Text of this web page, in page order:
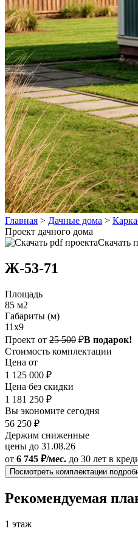
Главная > Дачные дома >
Проект дачного дома
Скачать
Ж-53-71
Площадь
85 м2
Габариты (м)
11x9
Проект от 25 500 ₽В подарок!
Стоимость комплектации
Цена от
1 125 000 ₽
Цена без скидки
1 181 250 ₽
Вы экономите сегодня
56 250 ₽
Держим сниженные
цены до 31.08.26
от 6 745 ₽/мес. до 30 лет в
Посмотреть комплектации
Рекомендуемая
1 этаж